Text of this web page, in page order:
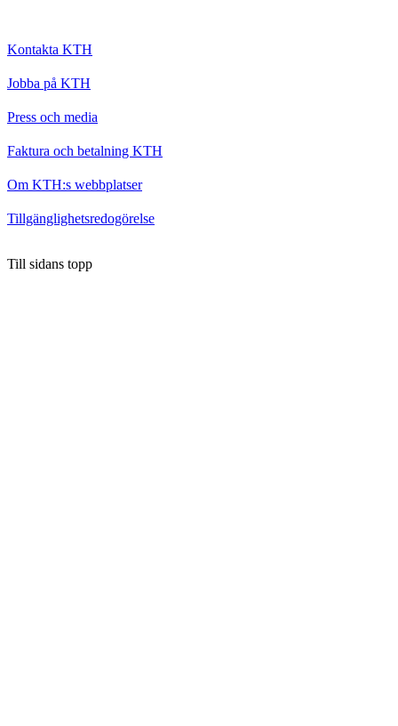
Kontakta KTH
Jobba på KTH
Press och media
Faktura och betalning KTH
Om KTH:s webbplatser
Tillgänglighetsredogörelse
Till sidans topp